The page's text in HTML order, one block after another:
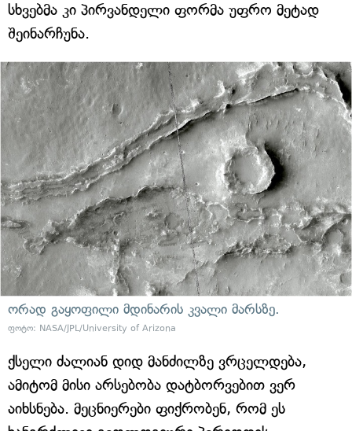
სხვებმა კი პირვანდელი ფორმა უფრო მეტად
შეინარჩუნა.
ორად გაყოფილი მდინარის კვალი მარსზე.
ფოტო: NASA/JPL/University of Arizona
ქსელი ძალიან დიდ მანძილზე ვრცელდება,
ამიტომ მისი არსებობა დატბორვებით ვერ
აიხსნება. მეცნიერები ფიქრობენ, რომ ეს